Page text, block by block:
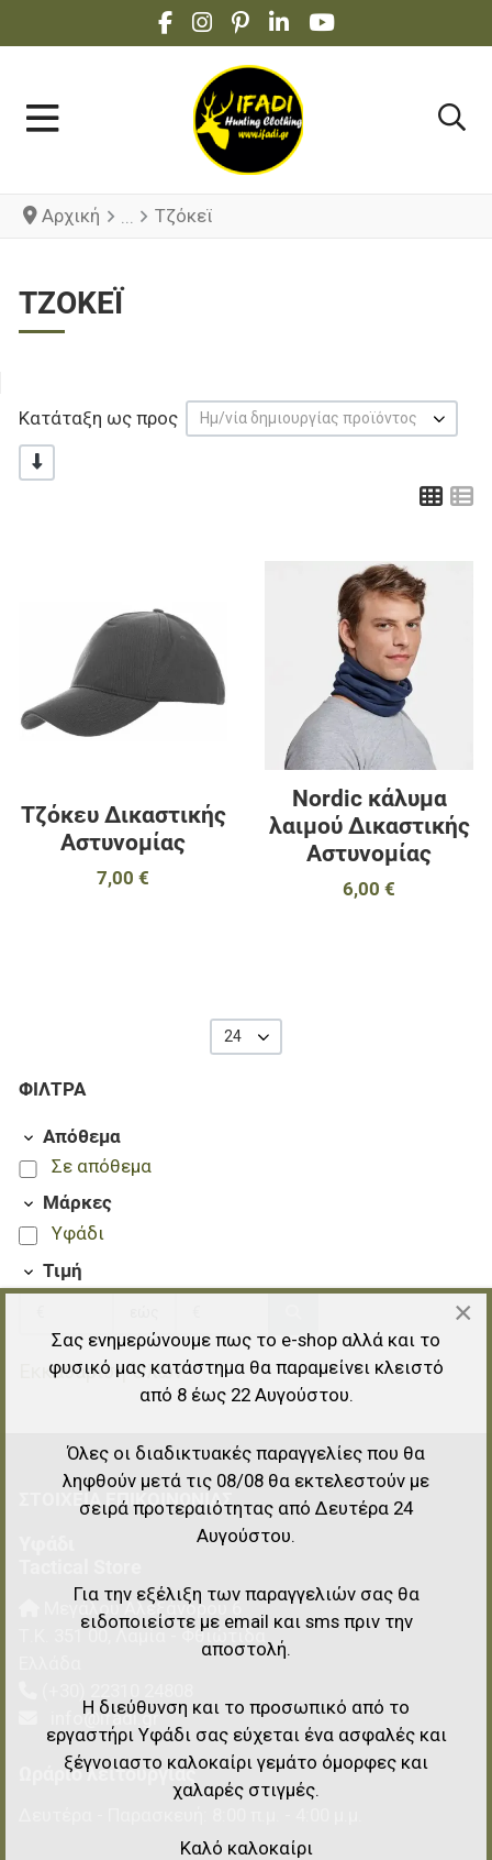
FACEBOOK SOCIAL LINK
INSTAGRAM SOCIAL LINK
PINTEREST SOCIAL LINK
LINKEDIN SOCIAL LINK
YOUTUBE SOCIAL
Αρχική Τζόκεϊ
ΦΊΛΤΡΑ
Απόθεμα
Σε απόθεμα
Μάρκες
Υφάδι
Τιμή
Εκκαθάριση Όλων
ΤΖΌΚΕΪ
Κατάταξη ως προς Ημ/νία δημιουργίας προϊόντος
-/+
Προσθήκη στα αγαπημένα
Προσθήκη για σύγκριση
Γρήγορη ματιά
Τζόκευ Δικαστικής
Αστυνομίας
7,00 €
Nordic κάλυμα
λαιμού Δικαστικής
Αστυνομίας
6,00 €
24
ΣΤΟΙΧΕΊΑ EΠΙΚΟΙΝΩΝΊΑΣ
Μεγάλου Αλεξάνδρου 6
Λαμία - Φθιώτιδα
info@ifadi.gr
Ωράριο λειτουργίας
×
Σας ενημερώνουμε πως το e-shop αλλά και το
φυσικό μας κατάστημα θα παραμείνει κλειστό
από 8 έως 22 Αυγούστου.
Όλες οι διαδικτυακές παραγγελίες που θα
ληφθούν μετά τις 08/08 θα εκτελεστούν με
σειρά προτεραιότητας από Δευτέρα 24
Αυγούστου.
Για την εξέλιξη των παραγγελιών σας θα
ειδοποιείστε με email και sms πριν την
αποστολή.
Η διεύθυνση και το προσωπικό από το
εργαστήρι Υφάδι σας εύχεται ένα ασφαλές και
ξέγνοιαστο καλοκαίρι γεμάτο όμορφες και
χαλαρές στιγμές.
Καλό καλοκαίρι